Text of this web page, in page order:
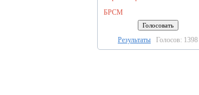
БРСМ
Результаты Голосов: 1398